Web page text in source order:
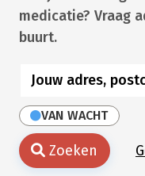
medicatie? Vraag
buurt.
VAN WACHT
Zoeken